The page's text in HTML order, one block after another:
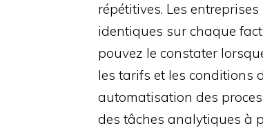
répétitives. Les
identiques sur chaque
pouvez le constater
les tarifs et les conditions
automatisation des
des tâches analytiques à